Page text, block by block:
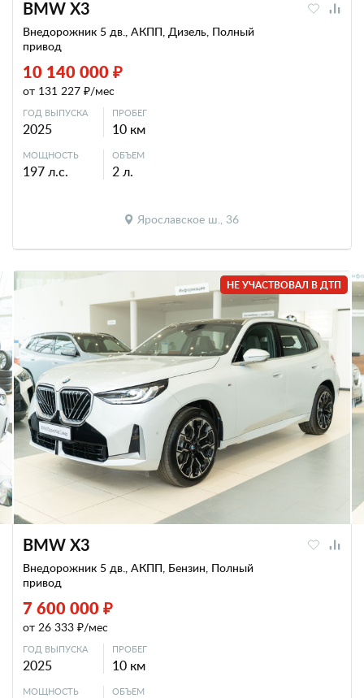
BMW X3
Внедорожник 5 дв., АКПП, Дизель, Полный
привод
10 140 000 ₽
от 131 227 ₽/мес
ГОД ВЫПУСКА
2025
ПРОБЕГ
10 км
МОЩНОСТЬ
197 л.с.
ОБЪЕМ
2 л.
Ярославское ш., 36
НЕ УЧАСТВОВАЛ В ДТП
BMW X3
Внедорожник 5 дв., АКПП, Бензин, Полный
привод
7 600 000 ₽
от 26 333 ₽/мес
ГОД ВЫПУСКА
2025
ПРОБЕГ
10 км
МОЩНОСТЬ ОБЪЕМ